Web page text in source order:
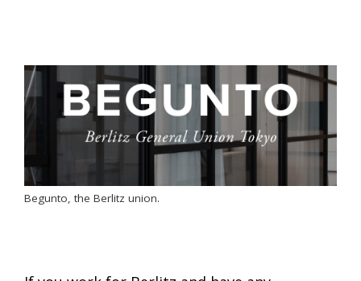
Begunto, the Berlitz union.